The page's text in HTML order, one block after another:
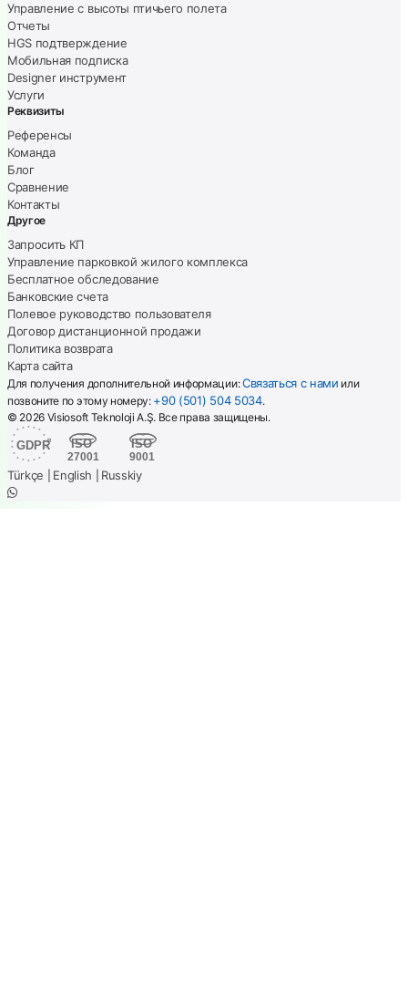
Управление с высоты птичьего полета
Отчеты
HGS подтверждение
Мобильная подписка
Designer инструмент
Услуги
Реквизиты
Референсы
Команда
Блог
Сравнение
Контакты
Другое
Запросить КП
Управление парковкой жилого комплекса
Бесплатное обследование
Банковские счета
Полевое руководство пользователя
Договор дистанционной продажи
Политика возврата
Карта сайта
Для получения дополнительной информации:Связаться с нами или
позвоните по этому номеру: +90 (501) 504 5034.
© 2026 Visiosoft Teknoloji A.Ş. Все права защищены.
Türkçe English Russkiy